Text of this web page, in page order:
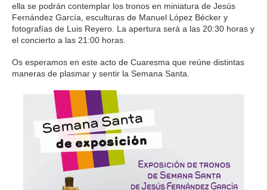
ella se podrán contemplar los tronos en miniatura de Jesús
Fernández García, esculturas de Manuel López Bécker y
fotografías de Luis Reyero. La apertura será a las 20:30 horas y
el concierto a las 21:00 horas.
Os esperamos en este acto de Cuaresma que reúne distintas
maneras de plasmar y sentir la Semana Santa.